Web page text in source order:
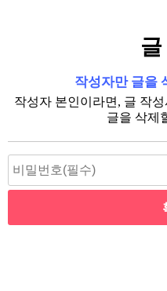
글
작성자만 글을
작성자 본인이라면, 글 작
글을 삭제